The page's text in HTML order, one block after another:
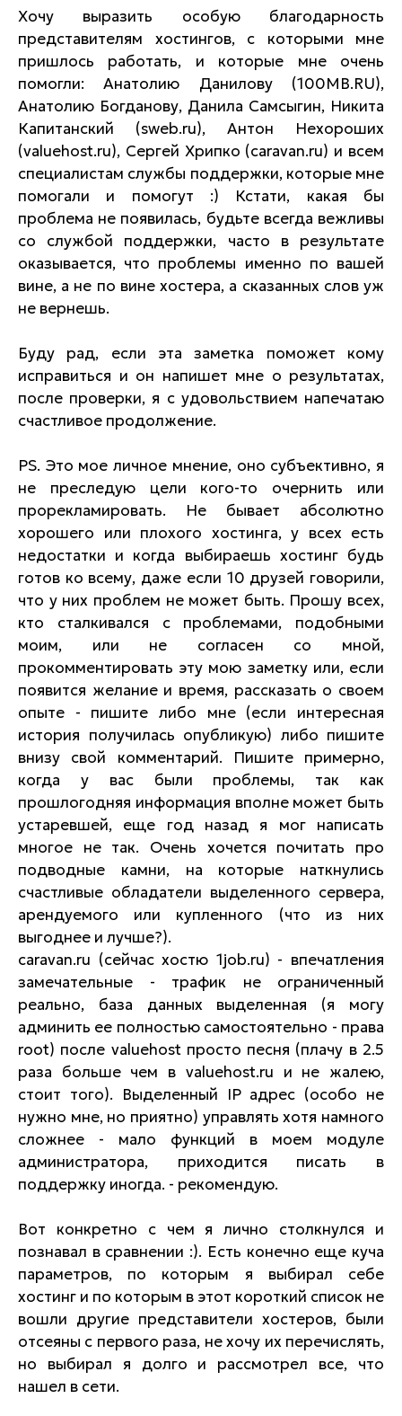
Хочу выразить особую благодарность
представителям хостингов, с которыми мне
пришлось работать, и которые мне очень
помогли: Анатолию Данилову (100MB.RU),
Анатолию Богданову, Данила Самсыгин, Никита
Капитанский (sweb.ru), Антон Нехороших
(valuehost.ru), Сергей Хрипко (caravan.ru) и всем
специалистам службы поддержки, которые мне
помогали и помогут :) Кстати, какая бы
проблема не появилась, будьте всегда вежливы
со службой поддержки, часто в результате
оказывается, что проблемы именно по вашей
вине, а не по вине хостера, а сказанных слов уж
не вернешь.
Буду рад, если эта заметка поможет кому
исправиться и он напишет мне о результатах,
после проверки, я с удовольствием напечатаю
счастливое продолжение.
PS. Это мое личное мнение, оно субъективно, я
не преследую цели кого-то очернить или
прорекламировать. Не бывает абсолютно
хорошего или плохого хостинга, у всех есть
недостатки и когда выбираешь хостинг будь
готов ко всему, даже если 10 друзей говорили,
что у них проблем не может быть. Прошу всех,
кто сталкивался с проблемами, подобными
моим, или не согласен со мной,
прокомментировать эту мою заметку или, если
появится желание и время, рассказать о своем
опыте - пишите либо мне (если интересная
история получилась опубликую) либо пишите
внизу свой комментарий. Пишите примерно,
когда у вас были проблемы, так как
прошлогодняя информация вполне может быть
устаревшей, еще год назад я мог написать
многое не так. Очень хочется почитать про
подводные камни, на которые наткнулись
счастливые обладатели выделенного сервера,
арендуемого или купленного (что из них
выгоднее и лучше?).
caravan.ru (сейчас хостю 1job.ru) - впечатления
замечательные - трафик не ограниченный
реально, база данных выделенная (я могу
админить ее полностью самостоятельно - права
root) после valuehost просто песня (плачу в 2.5
раза больше чем в valuehost.ru и не жалею,
стоит того). Выделенный IP адрес (особо не
нужно мне, но приятно) управлять хотя намного
сложнее - мало функций в моем модуле
администратора, приходится писать в
поддержку иногда. - рекомендую.
Вот конкретно с чем я лично столкнулся и
познавал в сравнении :). Есть конечно еще куча
параметров, по которым я выбирал себе
хостинг и по которым в этот короткий список не
вошли другие представители хостеров, были
отсеяны с первого раза, не хочу их перечислять,
но выбирал я долго и рассмотрел все, что
нашел в сети.